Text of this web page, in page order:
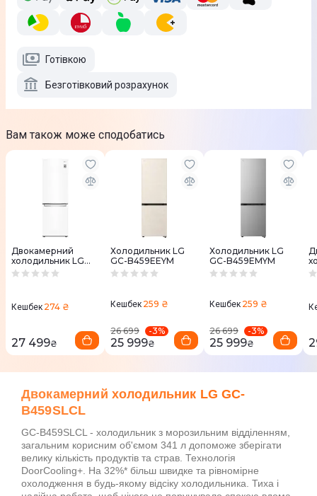
Готівкою
Безготівковий розрахунок
Вам також може сподобатись
Двокамерний
холодильник LG
GC-B459SQCL
Кешбек 274 ₴
27 499₴
Холодильник LG
GC-B459EEYM
Кешбек 259 ₴
26 699 -3%
25 999₴
Холодильник LG
GC-B459EMYM
Кешбек 259 ₴
26 699 -3%
25 999₴
Двокамерний холодильник LG GC-
B459SLCL
GC-B459SLCL - холодильник з морозильним відділенням,
загальним корисним об'ємом 341 л допоможе зберігати
велику кількість продуктів та страв. Технологія
DoorCooling+. На 32%* більш швидке та рівномірне
охолодження в будь-якому відсіку холодильника. Тиха і